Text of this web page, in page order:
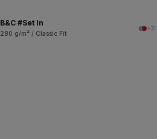
B&C #Set In
280 g/m² / Classic Fit
+31